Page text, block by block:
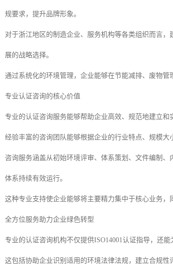
规要求，提升品牌形象。
对于浙江地区的制造企业、服务机构等各类组织而言
展的战略选择。
通过系统化的环境管理，企业能够在节能减排、废物
专业认证咨询的核心价值
专业的认证咨询服务能够帮助企业高效、规范地建立和
经验丰富的咨询团队能够根据企业的行业特点、规模
咨询服务涵盖从初始环境评审、体系策划、文件编制
体系持续有效运行。
这种专业支持使企业能够将主要精力集中于核心业务，
全方位服务助力企业绿色转型
专业的认证咨询机构不仅提供ISO14001认证指导，还
这包括协助企业识别适用的环境法律法规，建立合规